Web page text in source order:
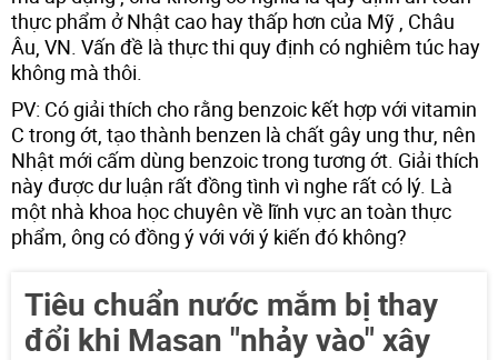
thực phẩm ở Nhật cao hay thấp hơn của Mỹ , Châu
Âu, VN. Vấn đề là thực thi quy định có nghiêm túc hay
không mà thôi.
PV: Có giải thích cho rằng benzoic kết hợp với vitamin
C trong ớt, tạo thành benzen là chất gây ung thư, nên
Nhật mới cấm dùng benzoic trong tương ớt. Giải thích
này được dư luận rất đồng tình vì nghe rất có lý. Là
một nhà khoa học chuyên về lĩnh vực an toàn thực
phẩm, ông có đồng ý với với ý kiến đó không?
Tiêu chuẩn nước mắm bị thay
đổi khi Masan "nhảy vào" xây